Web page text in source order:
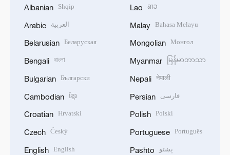
Albanian Shqip
Arabic العربية
Belarusian Беларуская
Bengali বাংলা
Bulgarian Български
Cambodian ខ្មែរ
Croatian Hrvatski
Czech Český
English English
Lao ລາວ
Malay Bahasa Melayu
Mongolian Монгол
Myanmar မြန်မာဘာသာ
Nepali नेपाली
Persian فارسی
Polish Polski
Portuguese Português
Pashto پښتو